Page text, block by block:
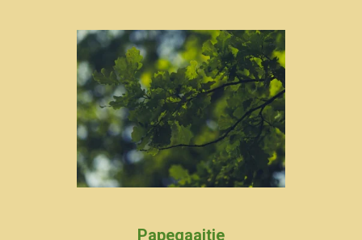
Papegaaitje